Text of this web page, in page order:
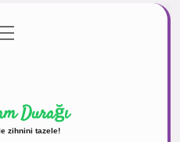
Durağı
zihnini tazele!